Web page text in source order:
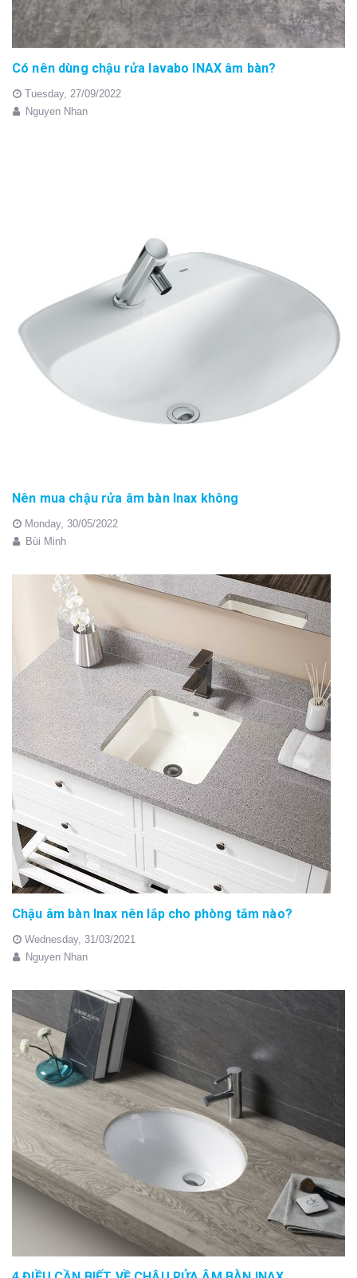
Có nên dùng chậu rửa lavabo INAX âm bàn?
Tuesday, 27/09/2022
Nguyen Nhan
Nên mua chậu rửa âm bàn Inax không
Monday, 30/05/2022
Bùi Minh
Chậu âm bàn Inax nên lắp cho phòng tắm nào?
Wednesday, 31/03/2021
Nguyen Nhan